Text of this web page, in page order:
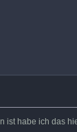
ist habe ich das